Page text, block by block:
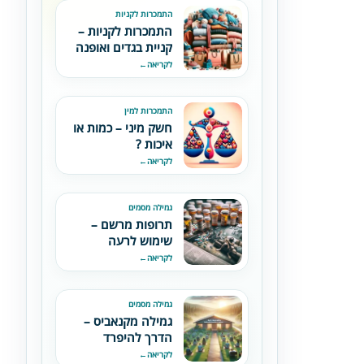
התמכרות לקניות
התמכרות לקניות –
קניית בגדים ואופנה
לקריאה←
התמכרות למין
חשק מיני – כמות או
איכות ?
לקריאה←
גמילה מסמים
תרופות מרשם –
שימוש לרעה
והתמכרות
לקריאה←
גמילה מסמים
גמילה מקנאביס –
הדרך להיפרד
מהחומר ולהחזיר את
לקריאה←